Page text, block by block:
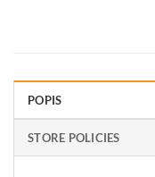
POPIS
STORE POLICIES